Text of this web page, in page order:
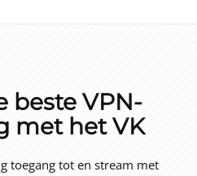
beste VPN-
met het VK
toegang tot en stream met